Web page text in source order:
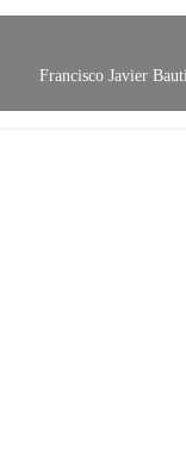
Francisco Javier